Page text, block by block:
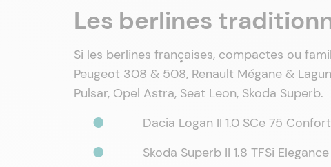
Les berlines
Si les berlines françaises, compactes ou
Peugeot 308 & 508, Renault Mégane &
Pulsar, Opel Astra, Seat Leon, Skoda Superb.
Dacia Logan II 1.0 SCe 75
Skoda Superb II 1.8 TFSi